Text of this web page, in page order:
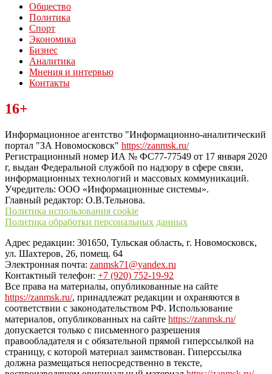
Общество
Политика
Спорт
Экономика
Бизнес
Аналитика
Мнения и интервью
Контакты
Читайте последние новости дня в Тульской области на сайте
“ЗаНовомосковск”
16+
Информационное агентство "Информационно-аналитический
портал "ЗА Новомосковск" https://zanmsk.ru/
Регистрационный номер ИА № ФС77-77549 от 17 января 2020
г, выдан Федеральной службой по надзору в сфере связи,
информационных технологий и массовых коммуникаций.
Учредитель: ООО «Информационные системы».
Главный редактор: О.В.Тельнова.
Политика использования cookie
Политика обработки персональных данных
Адрес редакции: 301650, Тульская область, г. Новомосковск,
ул. Шахтеров, 26, помещ. 64
Электронная почта: zanmsk71@yandex.ru
Контактный телефон: +7 (920) 752-19-92
Все права на материалы, опубликованные на сайте
https://zanmsk.ru/, принадлежат редакции и охраняются в
соответствии с законодательством РФ. Использование
материалов, опубликованных на сайте https://zanmsk.ru/
допускается только с письменного разрешения
правообладателя и с обязательной прямой гиперссылкой на
страницу, с которой материал заимствован. Гиперссылка
должна размещаться непосредственно в тексте,